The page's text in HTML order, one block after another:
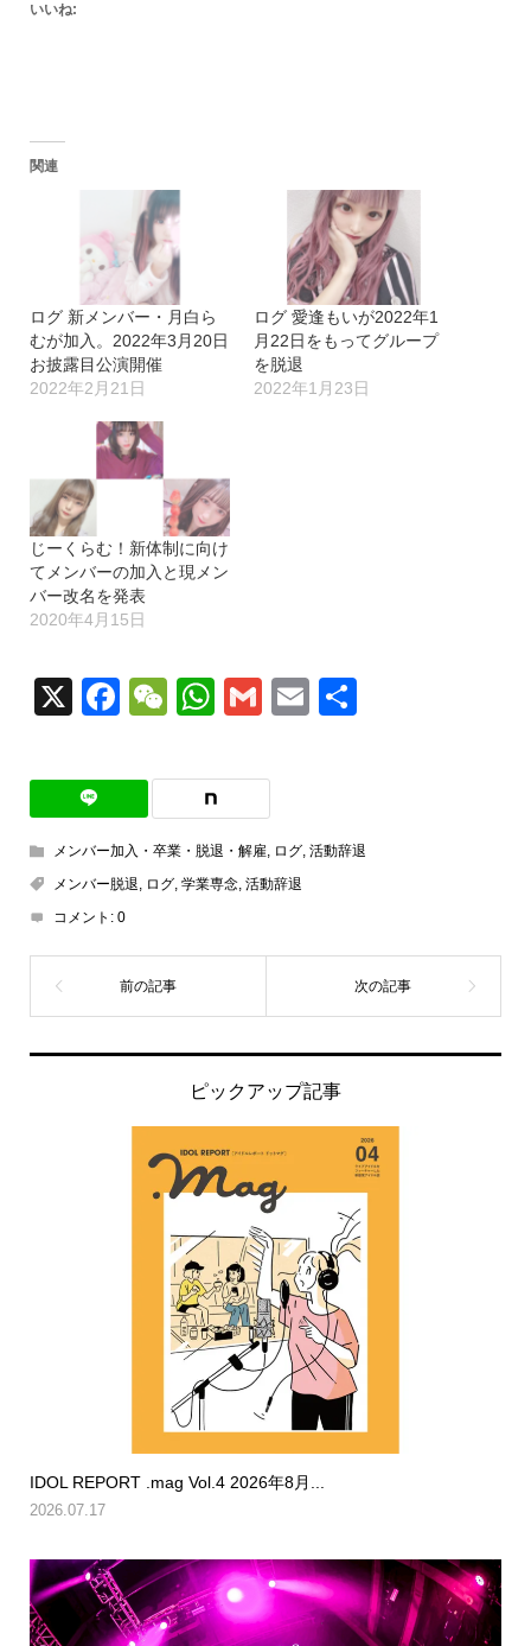
いいね:
関連
ログ 新メンバー・月白ら
むが加入。2022年3月20日
お披露目公演開催
2022年2月21日
ログ 愛逢もいが2022年1
月22日をもってグループ
を脱退
2022年1月23日
じーくらむ！新体制に向け
てメンバーの加入と現メン
バー改名を発表
2020年4月15日
X Facebook
WeChat
WhatsApp
GmailEmail
メンバー加入・卒業・脱退・解雇, ログ, 活動辞退
メンバー脱退
ログ, 学業専念, 活動辞退
コメント: 0
ピックアップ記事
IDOL REPORT .mag Vol.4 2026年8月...
2026.07.17